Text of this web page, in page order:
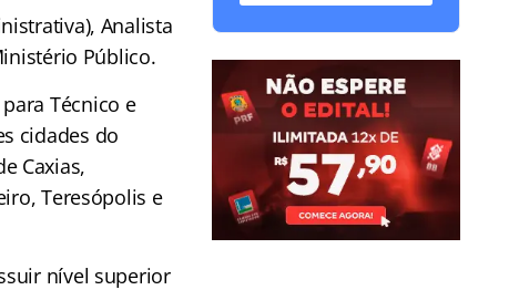
Analista
Público.
Técnico e
cidades do
Caxias,
Teresópolis e
nível superior